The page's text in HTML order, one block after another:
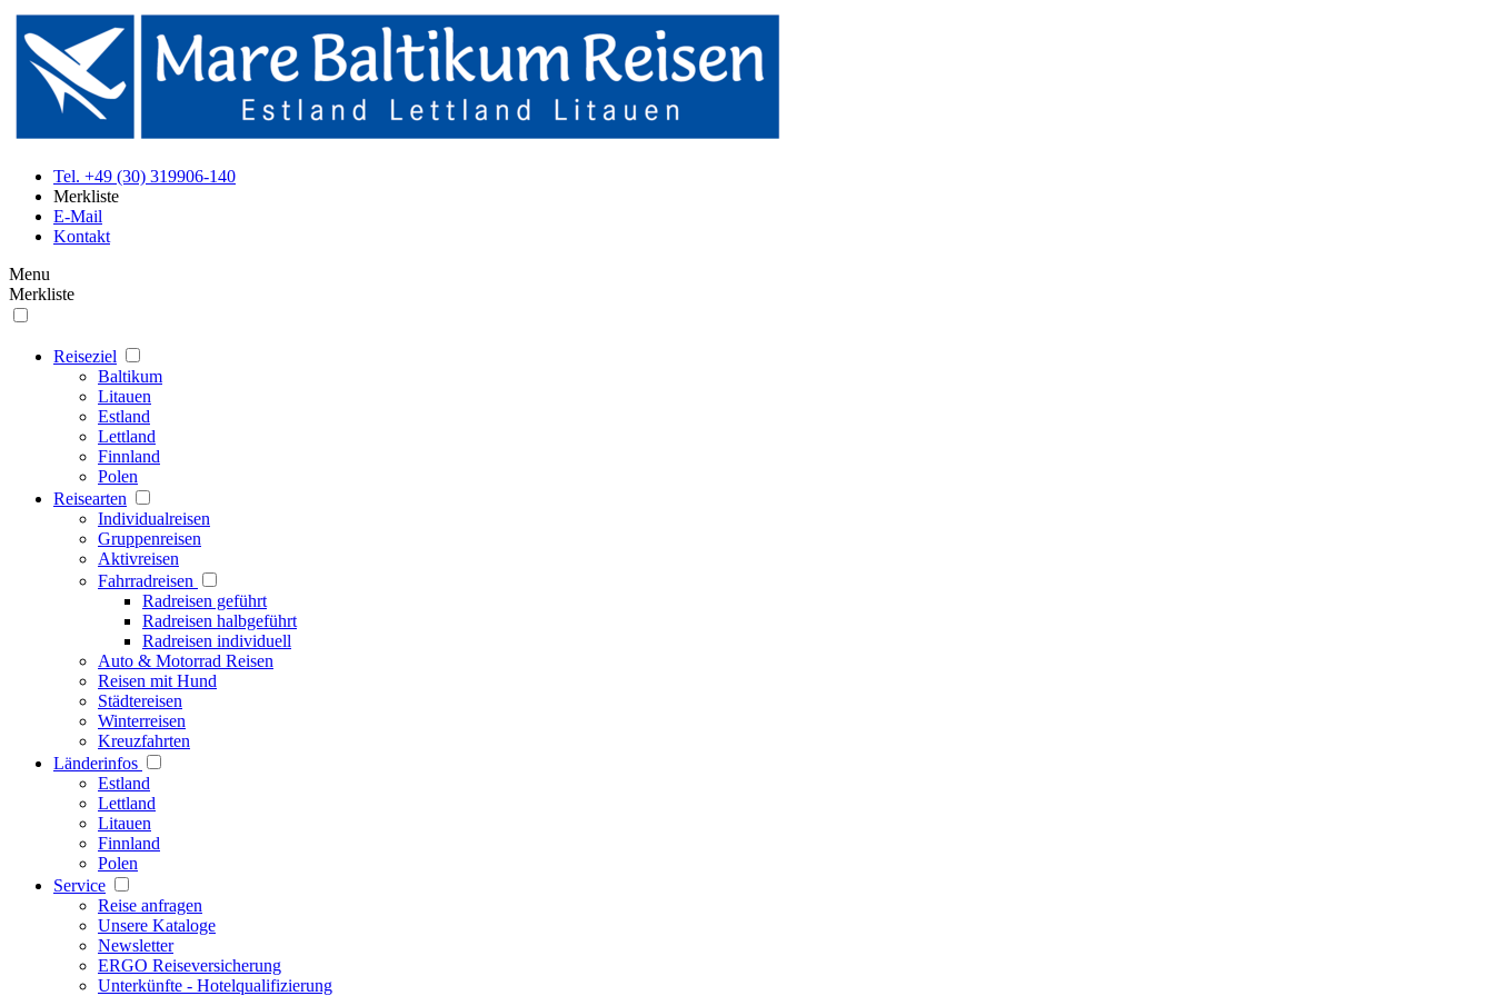
Tel. +49 (30) 319906-140
Merkliste
E-Mail
Kontakt
Menu
Merkliste
Reiseziel
Baltikum
Litauen
Estland
Lettland
Finnland
Polen
Reisearten
Individualreisen
Gruppenreisen
Aktivreisen
Fahrradreisen
Radreisen geführt
Radreisen halbgeführt
Radreisen individuell
Auto & Motorrad Reisen
Reisen mit Hund
Städtereisen
Winterreisen
Kreuzfahrten
Länderinfos
Estland
Lettland
Litauen
Finnland
Polen
Service
Reise anfragen
Unsere Kataloge
Newsletter
ERGO Reiseversicherung
Unterkünfte - Hotelqualifizierung